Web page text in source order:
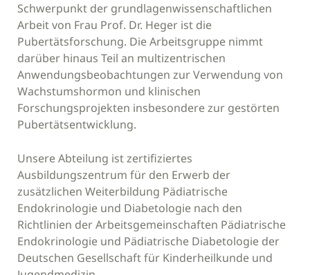
Schwerpunkt der grundlagenwissenschaftlichen
Arbeit von Frau Prof. Dr. Heger ist die
Pubertätsforschung. Die Arbeitsgruppe nimmt
darüber hinaus Teil an multizentrischen
Anwendungsbeobachtungen zur Verwendung von
Wachstumshormon und klinischen
Forschungsprojekten insbesondere zur gestörten
Pubertätsentwicklung.
Unsere Abteilung ist zertifiziertes
Ausbildungszentrum für den Erwerb der
zusätzlichen Weiterbildung Pädiatrische
Endokrinologie und Diabetologie nach den
Richtlinien der Arbeitsgemeinschaften Pädiatrische
Endokrinologie und Pädiatrische Diabetologie der
Deutschen Gesellschaft für Kinderheilkunde und